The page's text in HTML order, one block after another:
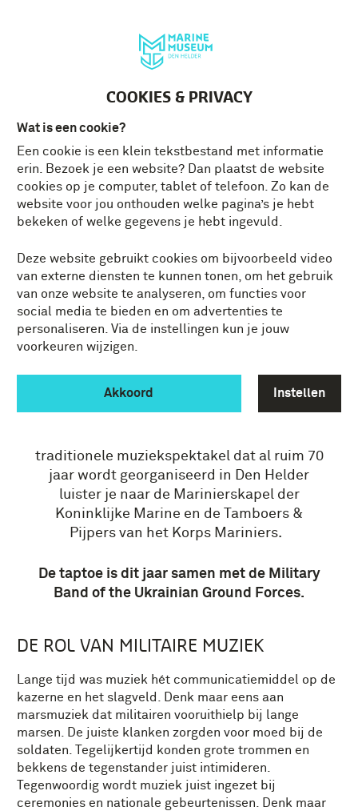
COOKIES & PRIVACY
Wat is een cookie?
Een cookie is een klein tekstbestand met informatie
erin. Bezoek je een website? Dan plaatst de website
cookies op je computer, tablet of telefoon. Zo kan de
website voor jou onthouden welke pagina’s je hebt
bekeken of welke gegevens je hebt ingevuld.
Deze website gebruikt cookies om bijvoorbeeld video
van externe diensten te kunnen tonen, om het gebruik
van onze website te analyseren, om functies voor
social media te bieden en om advertenties te
personaliseren. Via de instellingen kun je jouw
voorkeuren wijzigen.
Akkoord Instellen
TAPTOE
traditionele muziekspektakel dat al ruim 70
jaar wordt georganiseerd in Den Helder
luister je naar de Marinierskapel der
Koninklijke Marine en de Tamboers &
Pijpers van het Korps Mariniers.
De taptoe is dit jaar samen met de Military
Band of the Ukrainian Ground Forces.
DE ROL VAN MILITAIRE MUZIEK
Lange tijd was muziek hét communicatiemiddel op de
kazerne en het slagveld. Denk maar eens aan
marsmuziek dat militairen vooruithielp bij lange
marsen. De juiste klanken zorgden voor moed bij de
soldaten. Tegelijkertijd konden grote trommen en
bekkens de tegenstander juist intimideren.
Tegenwoordig wordt muziek juist ingezet bij
ceremonies en nationale gebeurtenissen. Denk maar